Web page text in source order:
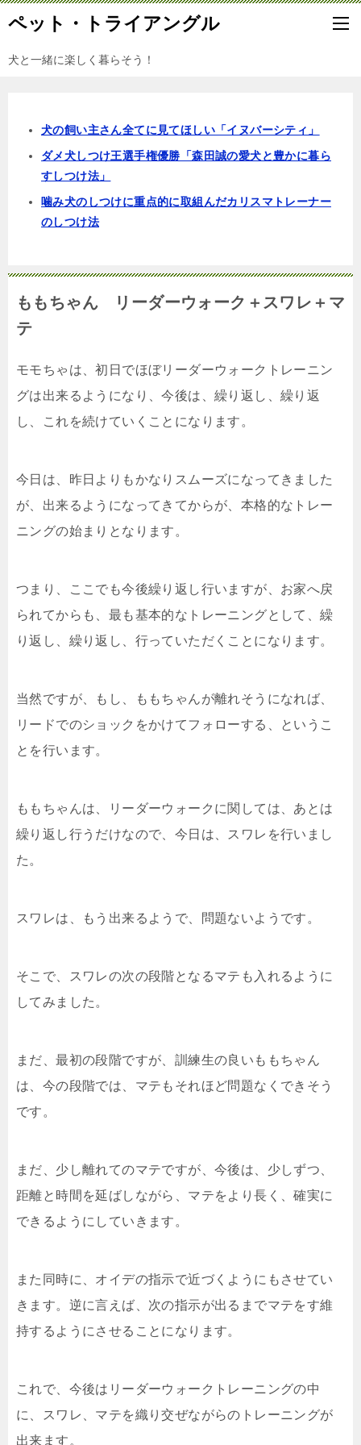
ペット・トライアングル
犬と一緒に楽しく暮らそう！
犬の飼い主さん全てに見てほしい「イヌバーシティ」
ダメ犬しつけ王選手権優勝「森田誠の愛犬と豊かに暮ら
すしつけ法」
噛み犬のしつけに重点的に取組んだカリスマトレーナー
のしつけ法
ももちゃん リーダーウォーク＋スワレ＋マ
テ
モモちゃは、初日でほぼリーダーウォークトレーニン
グは出来るようになり、今後は、繰り返し、繰り返
し、これを続けていくことになります。
今日は、昨日よりもかなりスムーズになってきました
が、出来るようになってきてからが、本格的なトレー
ニングの始まりとなります。
つまり、ここでも今後繰り返し行いますが、お家へ戻
られてからも、最も基本的なトレーニングとして、繰
り返し、繰り返し、行っていただくことになります。
当然ですが、もし、ももちゃんが離れそうになれば、
リードでのショックをかけてフォローする、というこ
とを行います。
ももちゃんは、リーダーウォークに関しては、あとは
繰り返し行うだけなので、今日は、スワレを行いまし
た。
スワレは、もう出来るようで、問題ないようです。
そこで、スワレの次の段階となるマテも入れるように
してみました。
まだ、最初の段階ですが、訓練生の良いももちゃん
は、今の段階では、マテもそれほど問題なくできそう
です。
まだ、少し離れてのマテですが、今後は、少しずつ、
距離と時間を延ばしながら、マテをより長く、確実に
できるようにしていきます。
また同時に、オイデの指示で近づくようにもさせてい
きます。逆に言えば、次の指示が出るまでマテをす維
持するようにさせることになります。
これで、今後はリーダーウォークトレーニングの中
に、スワレ、マテを織り交ぜながらのトレーニングが
出来ます。